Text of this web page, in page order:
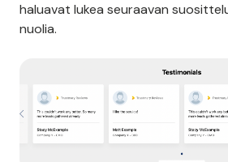
haluavat lukea seuraavan
nuolia.